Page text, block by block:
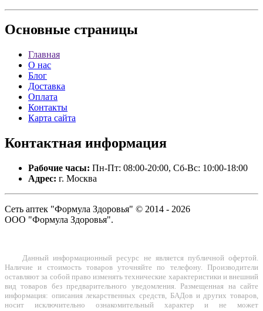
Основные страницы
Главная
О нас
Блог
Доставка
Оплата
Контакты
Карта сайта
Контактная информация
Рабочие часы: Пн-Пт: 08:00-20:00, Сб-Вс: 10:00-18:00
Адрес: г. Москва
Сеть аптек "Формула Здоровья" © 2014 - 2026
ООО "Формула Здоровья".
Данный информационный ресурс не является публичной офертой.
Наличие и стоимость товаров уточняйте по телефону. Производители
оставляют за собой право изменять технические характеристики и внешний
вид товаров без предварительного уведомления. Размещенная на сайте
информация: описания лекарственных средств, БАДов и других товаров,
носит исключительно ознакомительный характер и не может